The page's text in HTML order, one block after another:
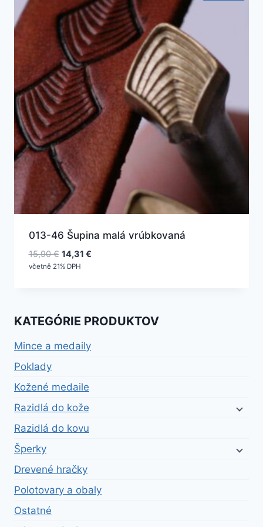
013-46 Šupina malá vrúbkovaná
15,90€ Pôvodná
cena
14,31 €Aktuálna
včetně 21% DPH
KATEGÓRIE PRODUKTOV
Mince a medaily
Poklady
Kožené medaile
Razidlá do kože
Razidlá do kovu
Šperky
Drevené hračky
Polotovary a obaly
Ostatné